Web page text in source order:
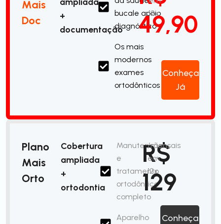
Mais
Doc
+
documentação
bucale apoio
diagnóstico
Os mais
modernos
exames
ortodônticos
49,90
12x
Conheça
Já
Plano
Mais
Orto
Cobertura
ampliada
+
ortodontia
Manutenção
e
tratamento
ortodôntico
completo
Aparelho
R$
129
/mensais
em
12x
Conheça